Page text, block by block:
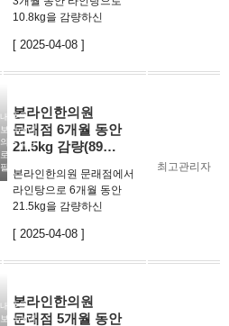
10.8kg을 감량하신
후기입니다. 규칙적인
꾸준히 복용하셨고복용 후
30분 후에 식사…
[ 2025-04-08 ]
내용을
보시려면
의료법상
로그인이
필요합니다
본라인한의원
문래점 6개월 동안
21.5kg 감량(89…
본라인한의원 문래점에서
라인탕으로 6개월 동안
21.5kg을 감량하신
후기입니다. 따로 식단을
좋았고정체기가 왔을
때에도 원장님과 상담을
[ 2025-04-08 ]
최고관리자
내용을
보시려면
본라인한의원
문래점 5개월 동안